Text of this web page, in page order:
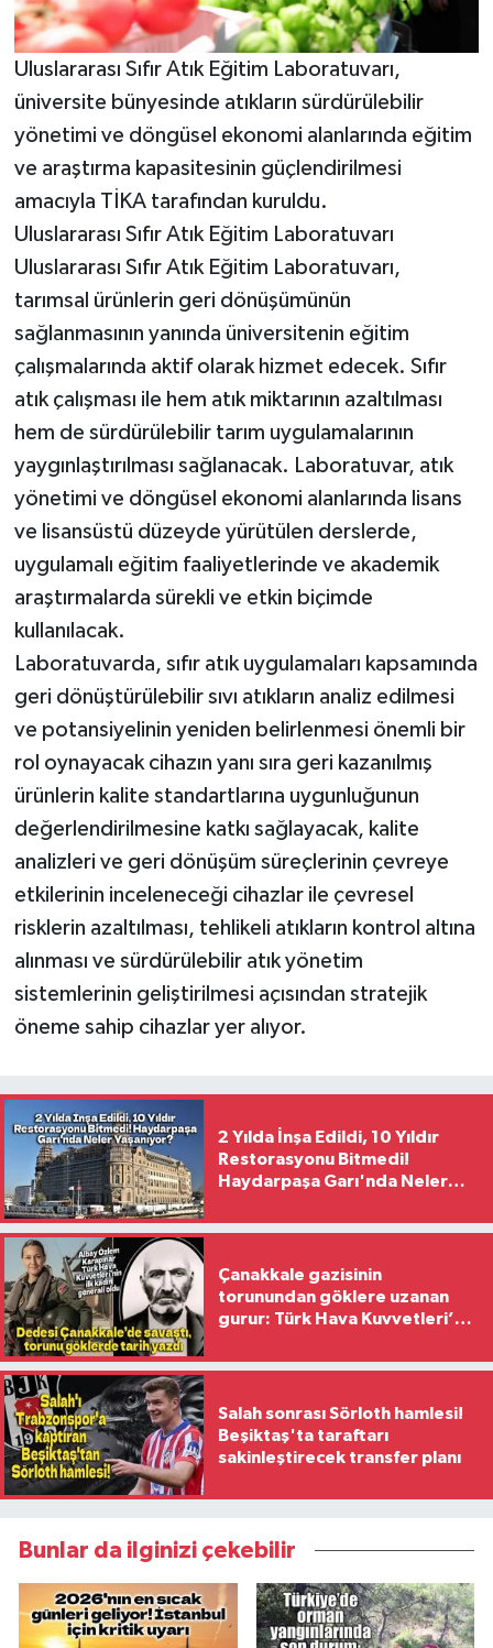
Uluslararası Sıfır Atık Eğitim Laboratuvarı,
üniversite bünyesinde atıkların sürdürülebilir
yönetimi ve döngüsel ekonomi alanlarında eğitim
ve araştırma kapasitesinin güçlendirilmesi
amacıyla TİKA tarafından kuruldu.
Uluslararası Sıfır Atık Eğitim Laboratuvarı
Uluslararası Sıfır Atık Eğitim Laboratuvarı,
tarımsal ürünlerin geri dönüşümünün
sağlanmasının yanında üniversitenin eğitim
çalışmalarında aktif olarak hizmet edecek. Sıfır
atık çalışması ile hem atık miktarının azaltılması
hem de sürdürülebilir tarım uygulamalarının
yaygınlaştırılması sağlanacak. Laboratuvar, atık
yönetimi ve döngüsel ekonomi alanlarında lisans
ve lisansüstü düzeyde yürütülen derslerde,
uygulamalı eğitim faaliyetlerinde ve akademik
araştırmalarda sürekli ve etkin biçimde
kullanılacak.
Laboratuvarda, sıfır atık uygulamaları kapsamında
geri dönüştürülebilir sıvı atıkların analiz edilmesi
ve potansiyelinin yeniden belirlenmesi önemli bir
rol oynayacak cihazın yanı sıra geri kazanılmış
ürünlerin kalite standartlarına uygunluğunun
değerlendirilmesine katkı sağlayacak, kalite
analizleri ve geri dönüşüm süreçlerinin çevreye
etkilerinin inceleneceği cihazlar ile çevresel
risklerin azaltılması, tehlikeli atıkların kontrol altına
alınması ve sürdürülebilir atık yönetim
sistemlerinin geliştirilmesi açısından stratejik
öneme sahip cihazlar yer alıyor.
2 Yılda İnşa Edildi, 10 Yıldır
Restorasyonu Bitmedi!
Haydarpaşa Garı'nda Neler
Çanakkale gazisinin
torunundan göklere uzanan
gurur: Türk Hava Kuvvetleri’nin
Salah sonrası Sörloth hamlesi!
Beşiktaş'ta taraftarı
sakinleştirecek transfer planı
Bunlar da ilginizi çekebilir